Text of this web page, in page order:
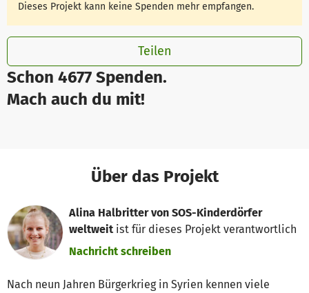
Schon 4677 Spenden.
Mach auch du mit!
Dieses Projekt kann keine Spenden mehr empfangen.
Teilen
Über das Projekt
Alina Halbritter von SOS-Kinderdörfer
weltweit ist für dieses Projekt verantwortlich
Nachricht schreiben
Nach neun Jahren Bürgerkrieg in Syrien kennen viele